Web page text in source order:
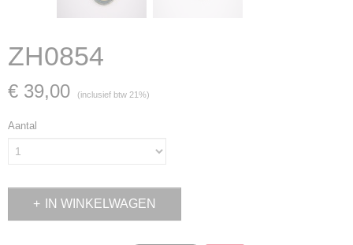
ZH0854
€ 39,00 (inclusief btw 21%)
Aantal
IN WINKELWAGEN